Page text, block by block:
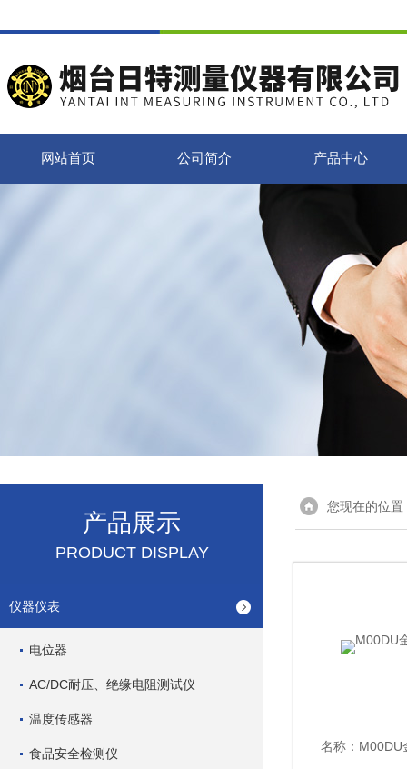
网站首页 公司简介 产品中心
产品展示
PRODUCT DISPLAY
仪器仪表
电位器
AC/DC耐压、绝缘电阻测试仪
温度传感器
食品安全检测仪
您现在的位置
名称： M00DU